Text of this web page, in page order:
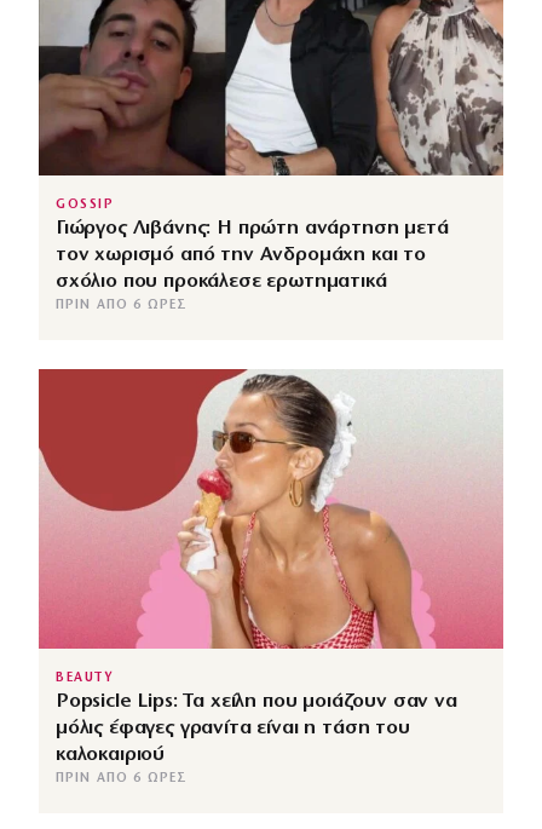
GOSSIP
Γιώργος Λιβάνης: Η πρώτη ανάρτηση μετά
τον χωρισμό από την Ανδρομάχη και το
σχόλιο που προκάλεσε ερωτηματικά
ΠΡΙΝ ΑΠΌ 6 ΏΡΕΣ
BEAUTY
Popsicle Lips: Τα χείλη που μοιάζουν σαν να
μόλις έφαγες γρανίτα είναι η τάση του
καλοκαιριού
ΠΡΙΝ ΑΠΌ 6 ΏΡΕΣ